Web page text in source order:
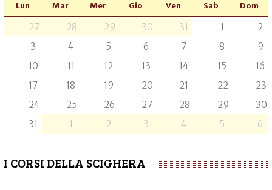
Lun Mar Mer Gio Ven Sab Dom
27 28 29 30 31 1
2
3
4 5 6 7 8
9
10
11 12 13 14 15
16
17
18 19 20 21 22
23
24
25 26 27 28 29
30
31
1 2 3 4 5 6
I CORSI DELLA SCIGHERA